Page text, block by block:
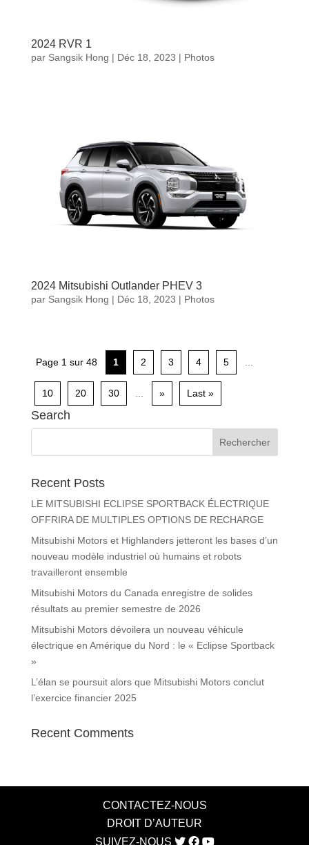
2024 RVR 1
par Sangsik Hong | Déc 18, 2023 | Photos
2024 Mitsubishi Outlander PHEV 3
par Sangsik Hong | Déc 18, 2023 | Photos
Page 1 sur 48 1 2 3 4 5
10 20 30 » Last »
Search
Recent Posts
LE MITSUBISHI ECLIPSE SPORTBACK ÉLECTRIQUE
OFFRIRA DE MULTIPLES OPTIONS DE RECHARGE
Mitsubishi Motors et Highlanders jetteront les bases d’un
nouveau modèle industriel où humains et robots
travailleront ensemble
Mitsubishi Motors du Canada enregistre de solides
résultats au premier semestre de 2026
Mitsubishi Motors dévoilera un nouveau véhicule
électrique en Amérique du Nord : le « Eclipse Sportback
»
L’élan se poursuit alors que Mitsubishi Motors conclut
l’exercice financier 2025
Recent Comments
CONTACTEZ-NOUS
DROIT D’AUTEUR
SUIVEZ-NOUS